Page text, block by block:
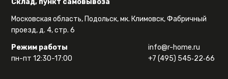
Склад, пункт самовывоза
Московская область, Подольск, мк. Климовск, Фабричный
проезд, д. 4, стр. 6
Режим работы
пн-пт 12:30-17:00
info@r-home.ru
+7 (495) 545‑22‑66